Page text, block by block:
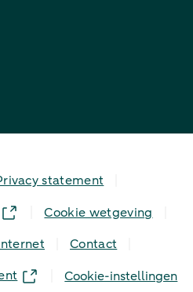
statement
Cookie wetgeving
Contact
Cookie-instellingen